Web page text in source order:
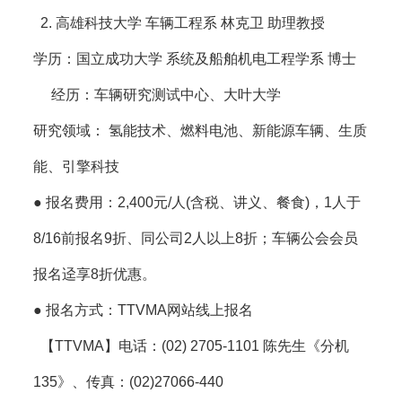
2. 高雄科技大学 车辆工程系 林克卫 助理教授
学历：国立成功大学 系统及船舶机电工程学系 博士
经历：车辆研究测试中心、大叶大学
研究领域： 氢能技术、燃料电池、新能源车辆、生质
能、引擎科技
●报名费用 ：2,400元/人(含税、讲义、餐食)，1人于
8/16前报名9折、同公司2人以上8折；车辆公会会员
报名迳享8折优惠。
●报名方式 ：TTVMA网站线上报名
【TTVMA】电话：(02) 2705-1101 陈先生《分机
135》、传真：(02)27066-440